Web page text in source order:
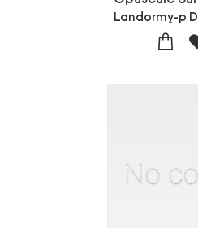
Landormy-p D